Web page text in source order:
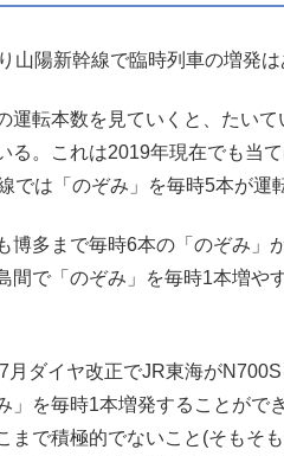
山陽新幹線で臨時列車の増発は
運転本数を見ていくと、たい
る。これは2019年現在でも当
では「のぞみ」を毎時5本が運
博多まで毎時6本の「のぞみ」
間で「のぞみ」を毎時1本増や
月ダイヤ改正でJR東海が
」を毎時1本増発することがで
まで積極的でないこと(そもそ